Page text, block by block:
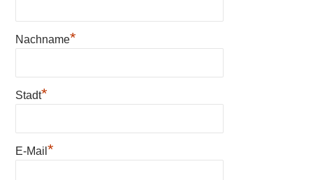
Nachname*
Stadt*
E-Mail *